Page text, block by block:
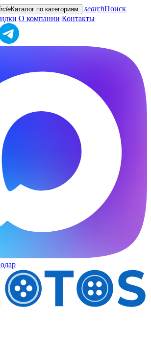
Каталог по категориям searchПоиск
О компании Контакты